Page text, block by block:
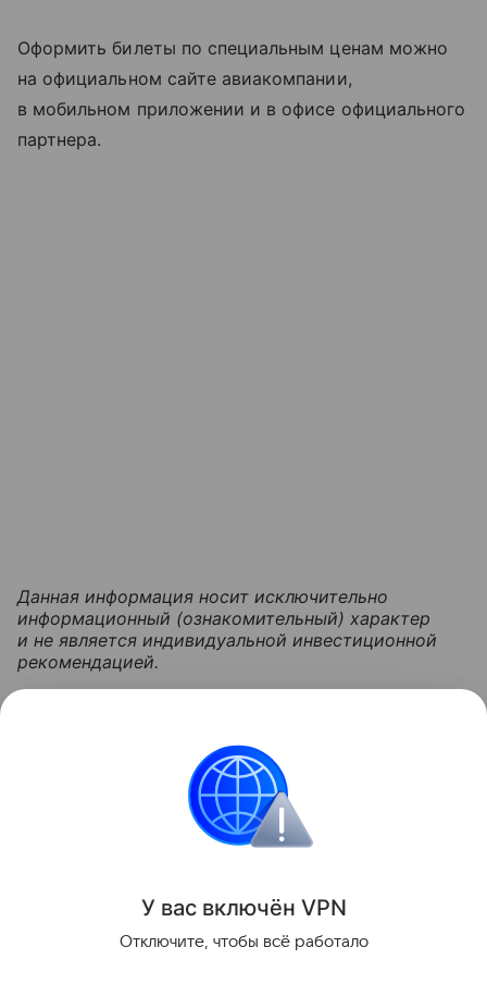
Оформить билеты по специальным ценам можно
на официальном сайте авиакомпании,
в мобильном приложении и в офисе официального
партнера.
Данная информация носит исключительно
информационный (ознакомительный) характер
и не является индивидуальной инвестиционной
рекомендацией.
Акции: их виды и способы
инвестирования
В статье подробно расскажем о том, что такое
акции и как на них можно заработать.
У вас включён VPN
Отключите, чтобы всё работало